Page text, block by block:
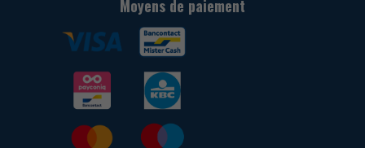
Moyens de paiement